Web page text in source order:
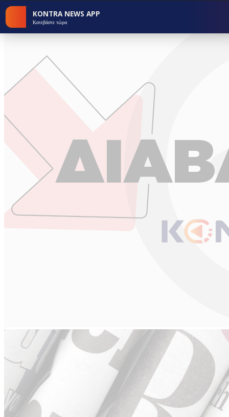
KONTRA NEWS APP
Κατεβάστε τώρα